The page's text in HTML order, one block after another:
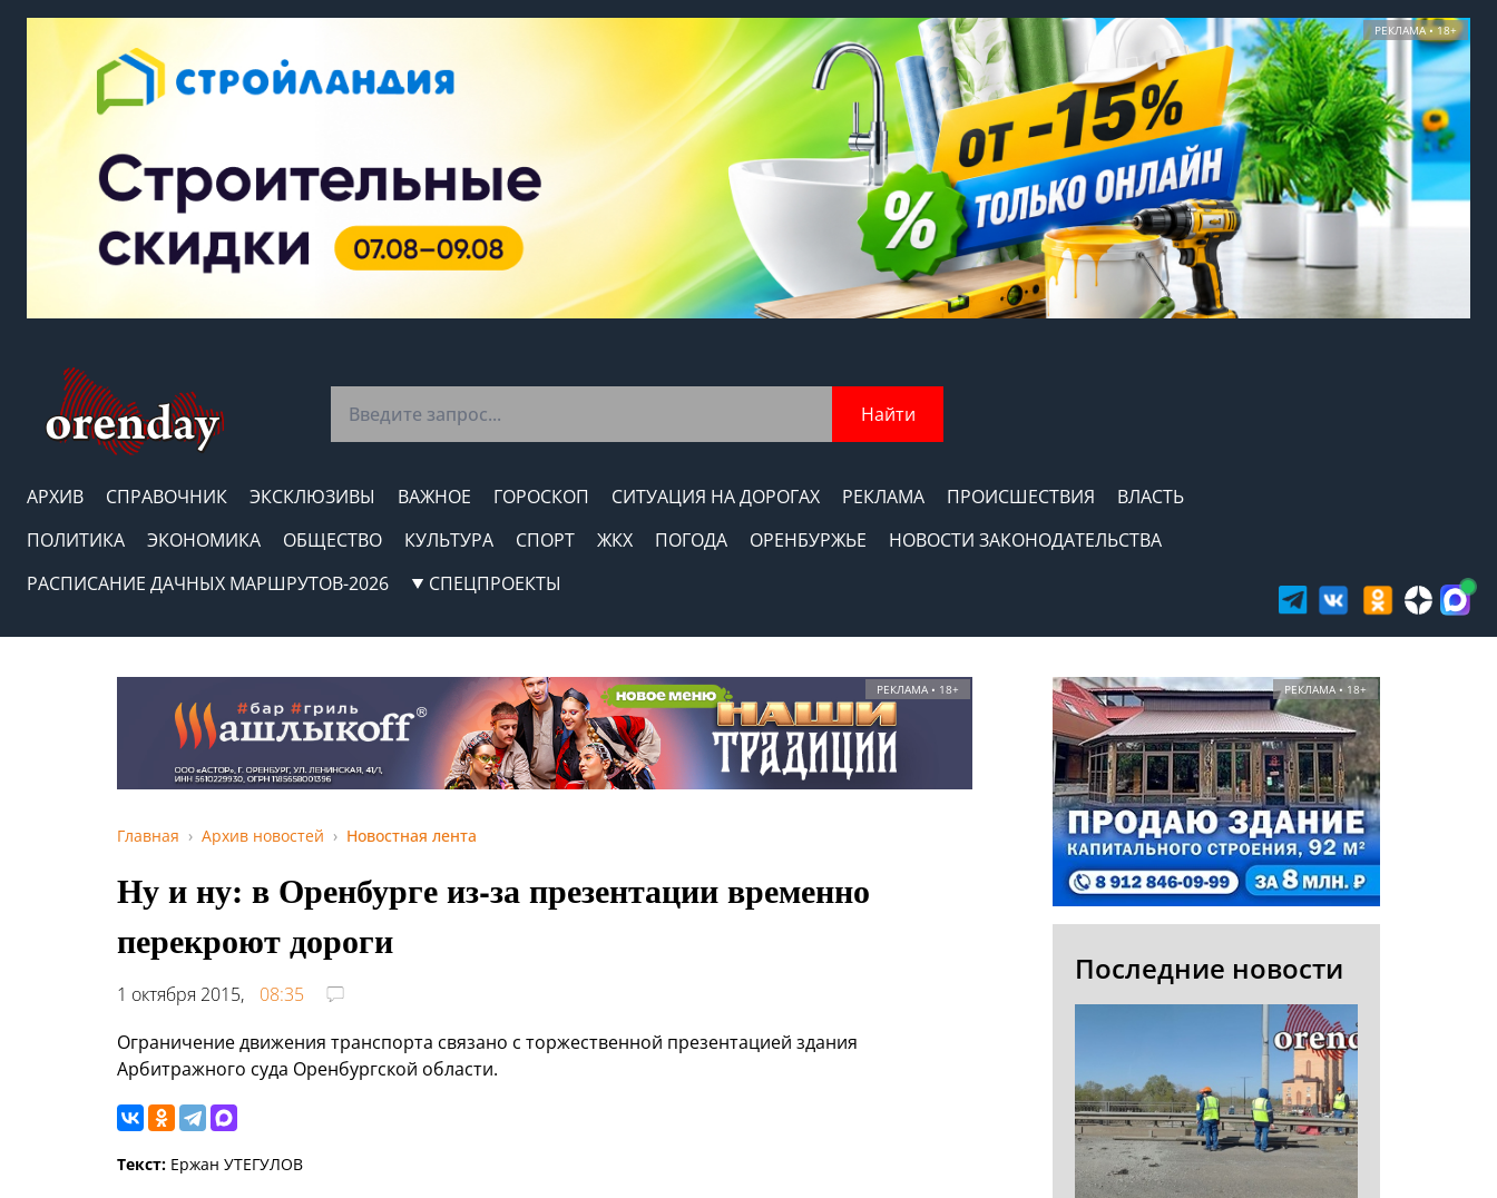
РЕКЛАМА • 18+
Найти
АРХИВ СПРАВОЧНИК ЭКСКЛЮЗИВЫ ВАЖНОЕ ГОРОСКОП СИТУАЦИЯ НА ДОРОГАХ РЕКЛАМА ПРОИСШЕСТВИЯ
ВЛАСТЬ
ПОЛИТИКА
ЭКОНОМИКА ОБЩЕСТВО КУЛЬТУРА СПОРТ ЖКХ ПОГОДА ОРЕНБУРЖЬЕ
НОВОСТИ ЗАКОНОДАТЕЛЬСТВА
РАСПИСАНИЕ ДАЧНЫХ МАРШРУТОВ-2026
СПЕЦПРОЕКТЫ
РЕКЛАМА • 18+
Главная Архив новостей Новостная лента
Ну и ну: в Оренбурге из-за презентации временно
перекроют дороги
1 октября 2015,
08:35
Ограничение движения транспорта связано с торжественной презентацией здания
Арбитражного суда Оренбургской области.
Текст: Ержан УТЕГУЛОВ
РЕКЛАМА • 18+
Последние новости